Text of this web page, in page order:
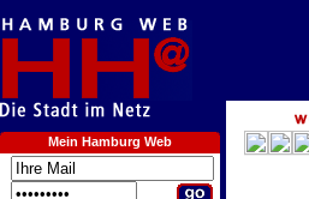
Mein Hamburg Web